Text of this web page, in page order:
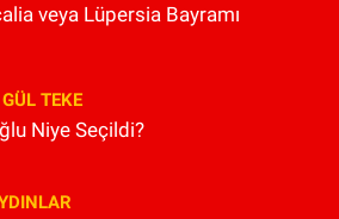
veya Lüpersia Bayramı
TEKE
Niye Seçildi?